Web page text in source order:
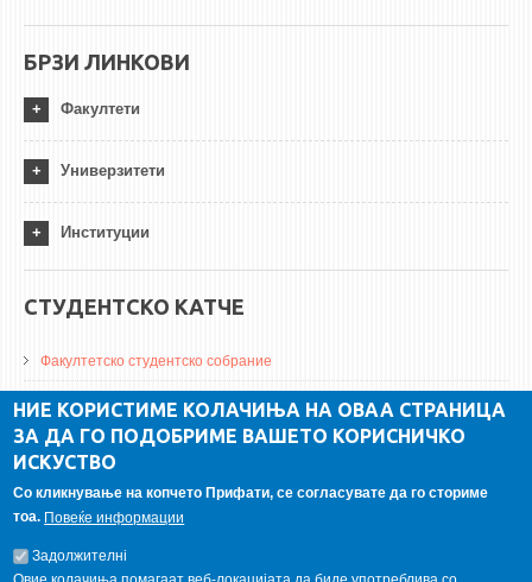
БРЗИ ЛИНКОВИ
Факултети
Универзитети
Институции
СТУДЕНТСКО КАТЧЕ
Факултетско студентско собрание
ДА Винчи магазин
Алумни асоцијација
ГАЛЕРИЈА
НИЕ КОРИСТИМЕ КОЛАЧИЊА НА ОВАА СТРАНИЦА
ЗА ДА ГО ПОДОБРИМЕ ВАШЕТО КОРИСНИЧКО
ИСКУСТВО
Со кликнување на копчето Прифати, се согласувате да го сториме
тоа. Повеќе информации
Задолжителнi